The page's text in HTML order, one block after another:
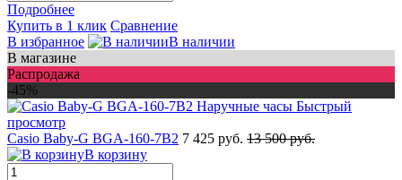
Подробнее
Купить в 1 клик Сравнение
В избранное
В наличии
В магазине
Распродажа
-45%
Быстрый
просмотр
Casio Baby-G BGA-160-7B2 7 425 руб. 13 500 руб.
В корзину